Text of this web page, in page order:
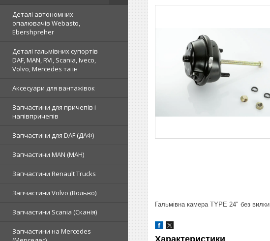
Деталі автономних
опалювачів Webasto,
Ebershpreher
Деталі гальмівних супортів
DAF, MAN, RVI, Scania, Iveco,
Volvo, Mercedes та ін
Аксесуари для вантажівок
Запчастини для причепів і
напівпричепів
Запчастини для DAF (ДАФ)
Запчастини MAN (МАН)
Запчастини Renault Trucks
Запчастини Volvo (Вольво)
Запчастини Scania (Сканія)
Запчастини на Mercedes
Гальмівна камера TYPE 24" без вилки
Характеристики